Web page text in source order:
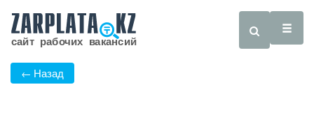
← Назад